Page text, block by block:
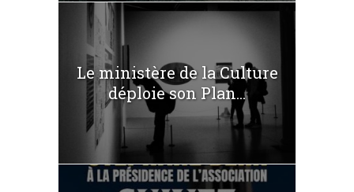
Le ministère de la Culture
déploie son Plan...